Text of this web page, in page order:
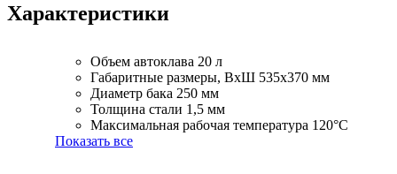
Характеристики
Объем автоклава 20 л
Габаритные размеры, ВхШ 535х370 мм
Диаметр бака 250 мм
Толщина стали 1,5 мм
Максимальная рабочая температура 120°С
Показать все